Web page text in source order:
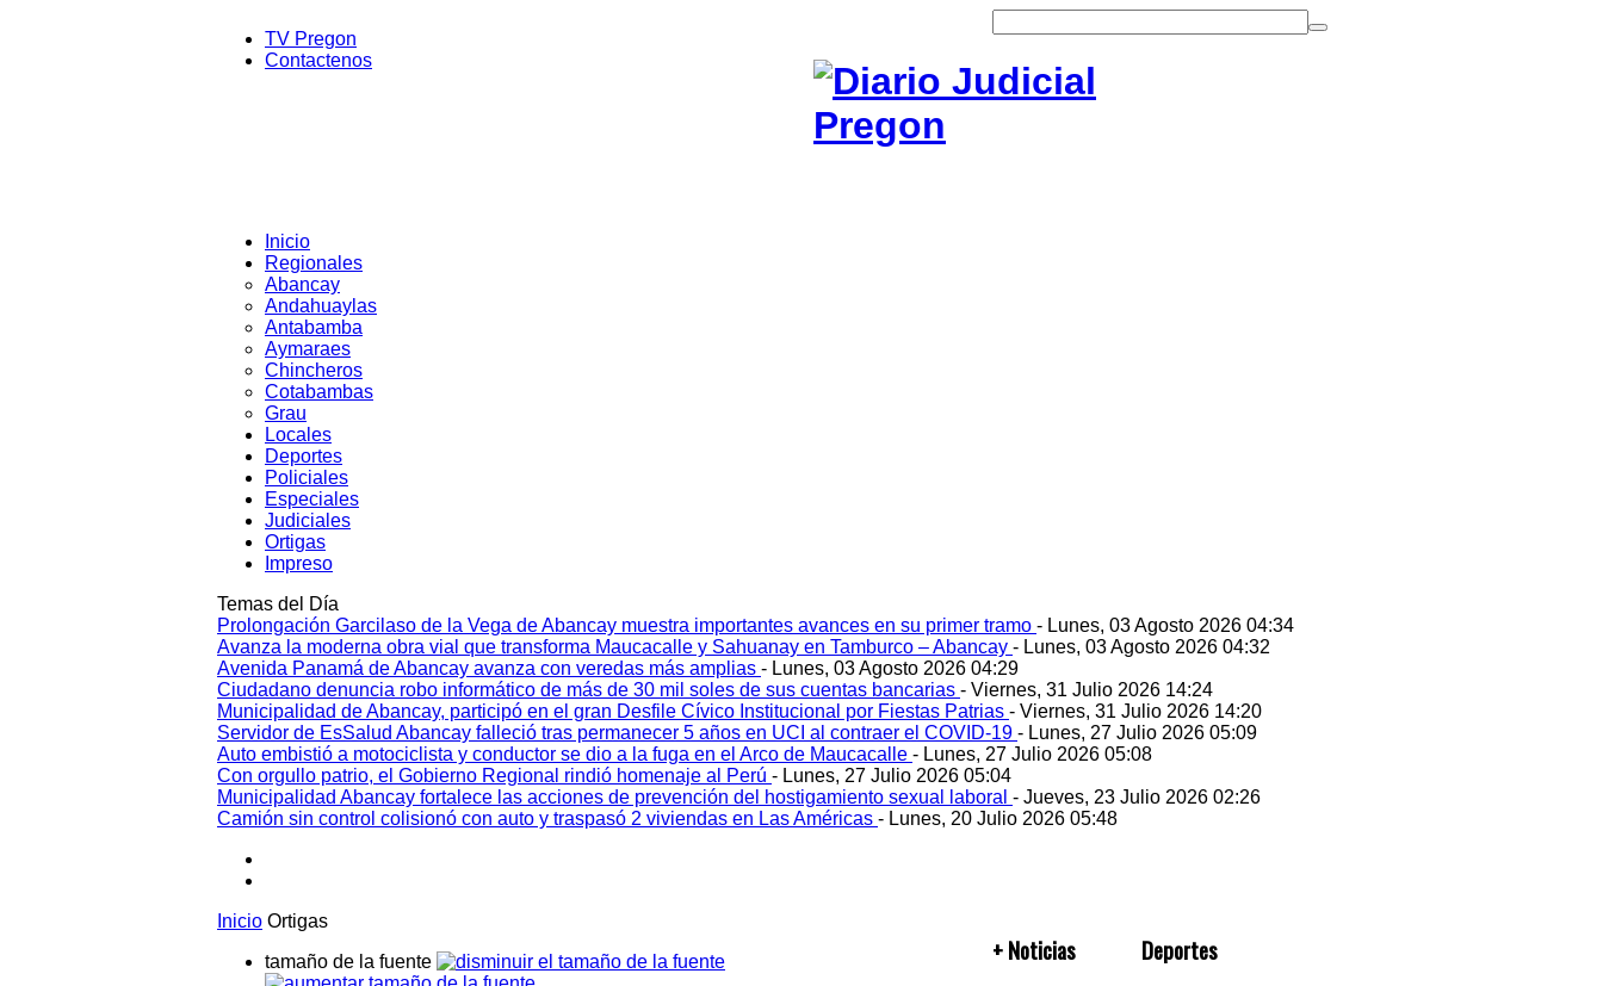
TV Pregon
Contactenos
Inicio
Regionales
Abancay
Andahuaylas
Antabamba
Aymaraes
Chincheros
Cotabambas
Grau
Locales
Deportes
Policiales
Especiales
Judiciales
Ortigas
Impreso
Temas del Día
Prolongación Garcilaso de la Vega de Abancay muestra importantes avances en su primer tramo - Lunes, 03 Agosto 2026 04:34
Avanza la moderna obra vial que transforma Maucacalle y Sahuanay en Tamburco – Abancay - Lunes, 03 Agosto 2026 04:32
Avenida Panamá de Abancay avanza con veredas más amplias - Lunes, 03 Agosto 2026 04:29
Ciudadano denuncia robo informático de más de 30 mil soles de sus cuentas bancarias - Viernes, 31 Julio 2026 14:24
Municipalidad de Abancay, participó en el gran Desfile Cívico Institucional por Fiestas Patrias - Viernes, 31 Julio 2026 14:20
Servidor de EsSalud Abancay falleció tras permanecer 5 años en UCI al contraer el COVID-19 - Lunes, 27 Julio 2026 05:09
Auto embistió a motociclista y conductor se dio a la fuga en el Arco de Maucacalle - Lunes, 27 Julio 2026 05:08
Con orgullo patrio, el Gobierno Regional rindió homenaje al Perú - Lunes, 27 Julio 2026 05:04
Municipalidad Abancay fortalece las acciones de prevención del hostigamiento sexual laboral - Jueves, 23 Julio 2026 02:26
Camión sin control colisionó con auto y traspasó 2 viviendas en Las Américas - Lunes, 20 Julio 2026 05:48
Inicio Ortigas
tamaño de la fuente
+ Noticias Deportes